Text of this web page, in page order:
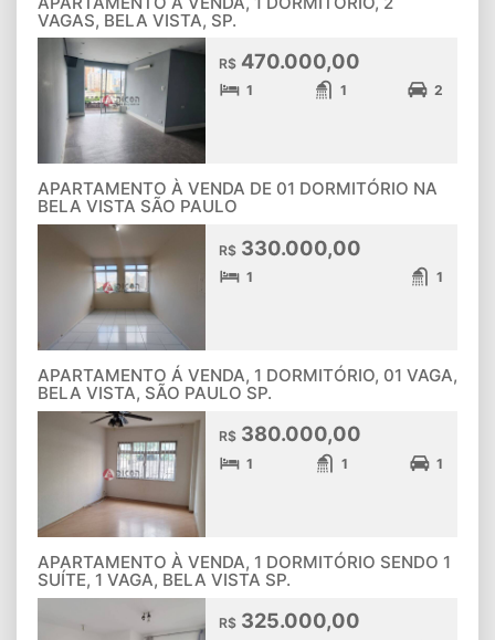
VAGAS, BELA VISTA, SP.
R$ 470.000,00
1 1 2
APARTAMENTO À VENDA DE 01 DORMITÓRIO NA
BELA VISTA SÃO PAULO
R$ 330.000,00
1 1
APARTAMENTO Á VENDA, 1 DORMITÓRIO, 01 VAGA,
BELA VISTA, SÃO PAULO SP.
R$ 380.000,00
1 1 1
APARTAMENTO À VENDA, 1 DORMITÓRIO SENDO 1
SUÍTE, 1 VAGA, BELA VISTA SP.
R$ 325.000,00